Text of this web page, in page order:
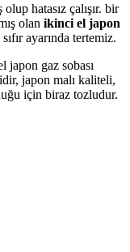
hatasız çalışır. bir
olan ikinci el japon
ayarında tertemiz.
gaz sobası
japon malı kaliteli,
için biraz tozludur.